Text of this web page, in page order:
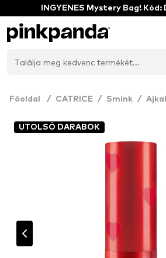
INGYENES Mystery Bag! Kód:
Főoldal / CATRICE / Smink /
UTOLSÓ DARABOK